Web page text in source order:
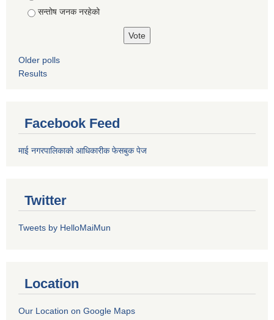
सन्तोष जनक नरहेको
Older polls
Results
Facebook Feed
माई नगरपालिकाको आधिकारीक फेसबुक पेज
Twitter
Tweets by HelloMaiMun
Location
Our Location on Google Maps